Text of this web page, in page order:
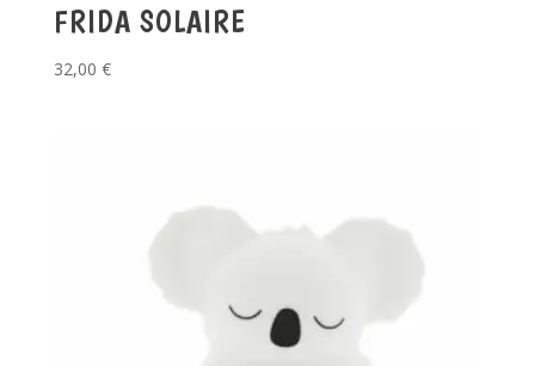
FRIDA SOLAIRE
32,00 €